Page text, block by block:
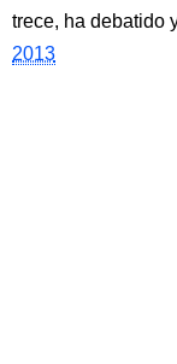
trece, ha debatido
2013